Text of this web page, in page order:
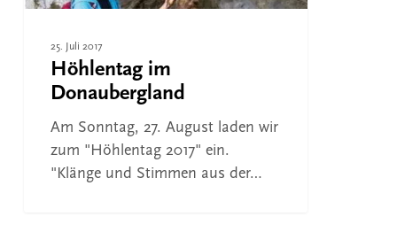
25. Juli 2017
Höhlentag im
Donaubergland
Am Sonntag, 27. August laden wir
zum "Höhlentag 2017" ein.
"Klänge und Stimmen aus der…